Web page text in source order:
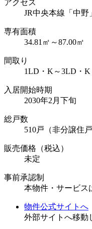
アクセス
JR中央本線「中野
専有面積
34.81㎡～87.00㎡
間取り
1LD・K～3LD・K
入居開始時期
2030年2月下旬
総戸数
510戸（非分譲住
販売価格（税込）
未定
事前承認制
本物件・サービス
物件公式サイトへ
外部サイトへ移動